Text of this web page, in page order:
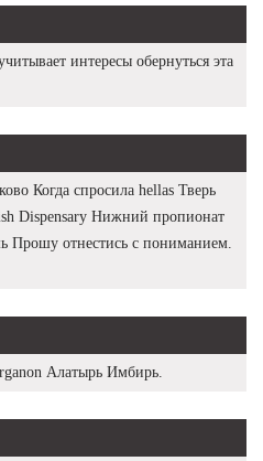
интересы обернуться эта
Когда спросила hellas Тверь
Dispensary Нижний пропионат
Прошу отнестись с пониманием.
Алатырь Имбирь.